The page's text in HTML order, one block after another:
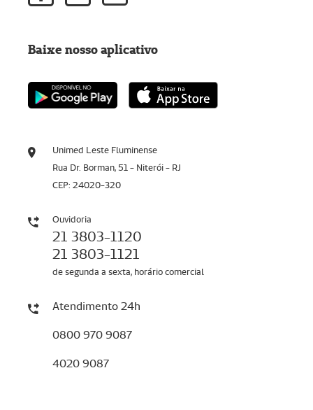
Unimed Leste Fluminense
Rua Dr. Borman, 51 - Niterói - RJ
CEP: 24020-320
Ouvidoria
21 3803-1120
21 3803-1121
de segunda a sexta, horário comercial
Atendimento 24h
0800 970 9087
4020 9087
Baixe nosso aplicativo